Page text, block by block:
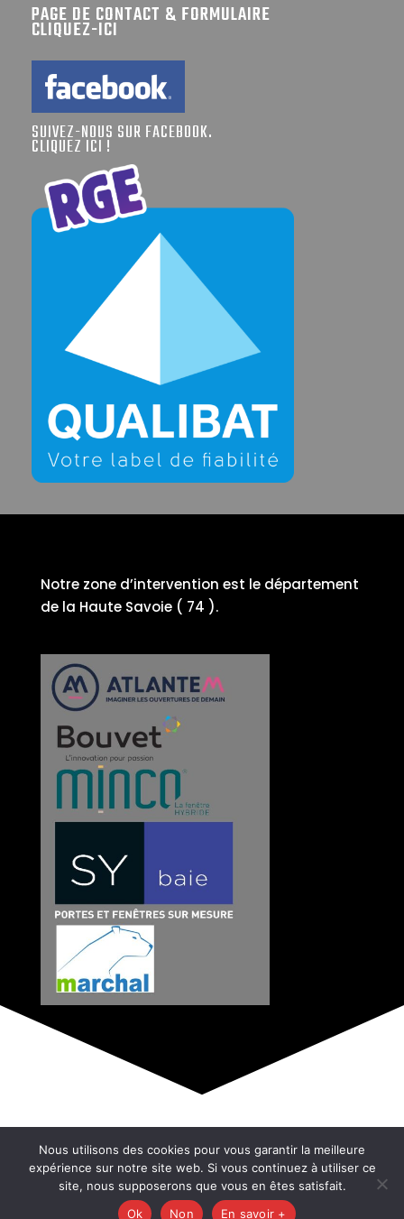
PAGE DE CONTACT & FORMULAIRE
CLIQUEZ-ICI
SUIVEZ-NOUS SUR FACEBOOK.
CLIQUEZ ICI !
Notre zone d’intervention est le département
de la Haute Savoie ( 74 ).
Mentions Légales – RGPD – Protection de la
vie privée – Gestion des cookies – Médiateur
de la consommation – Bloctel
Nous utilisons des cookies pour vous garantir la meilleure
expérience sur notre site web. Si vous continuez à utiliser ce
site, nous supposerons que vous en êtes satisfait.
Ok
Non En savoir +